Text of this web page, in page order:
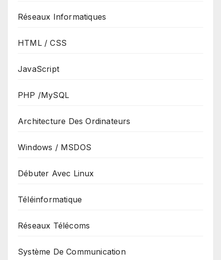
Réseaux Informatiques
HTML / CSS
JavaScript
PHP /MySQL
Architecture Des Ordinateurs
Windows / MSDOS
Débuter Avec Linux
Téléinformatique
Réseaux Télécoms
Système De Communication